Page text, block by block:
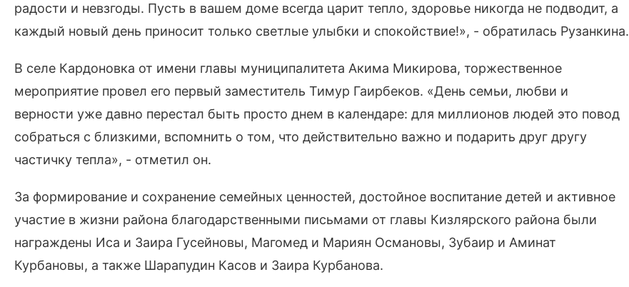
радости и невзгоды. Пусть в вашем доме всегда царит тепло, здоровье никогда не подводит, а
каждый новый день приносит только светлые улыбки и спокойствие!», - обратилась Рузанкина.
В селе Кардоновка от имени главы муниципалитета Акима Микирова, торжественное
мероприятие провел его первый заместитель Тимур Гаирбеков. «День семьи, любви и
верности уже давно перестал быть просто днем в календаре: для миллионов людей это повод
собраться с близкими, вспомнить о том, что действительно важно и подарить друг другу
частичку тепла», - отметил он.
За формирование и сохранение семейных ценностей, достойное воспитание детей и активное
участие в жизни района благодарственными письмами от главы Кизлярского района были
награждены Иса и Заира Гусейновы, Магомед и Мариян Османовы, Зубаир и Аминат
Курбановы, а также Шарапудин Касов и Заира Курбанова.